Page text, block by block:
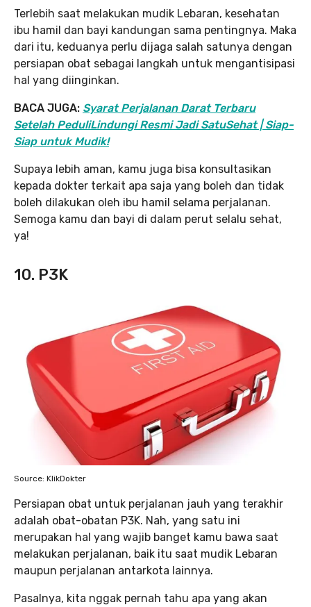
Terlebih saat melakukan mudik Lebaran, kesehatan
ibu hamil dan bayi kandungan sama pentingnya. Maka
dari itu, keduanya perlu dijaga salah satunya dengan
persiapan obat sebagai langkah untuk mengantisipasi
hal yang diinginkan.
BACA JUGA: Syarat Perjalanan Darat Terbaru
Setelah PeduliLindungi Resmi Jadi SatuSehat | Siap-
Siap untuk Mudik!
Supaya lebih aman, kamu juga bisa konsultasikan
kepada dokter terkait apa saja yang boleh dan tidak
boleh dilakukan oleh ibu hamil selama perjalanan.
Semoga kamu dan bayi di dalam perut selalu sehat,
ya!
10. P3K
Source: KlikDokter
Persiapan obat untuk perjalanan jauh yang terakhir
adalah obat-obatan P3K. Nah, yang satu ini
merupakan hal yang wajib banget kamu bawa saat
melakukan perjalanan, baik itu saat mudik Lebaran
maupun perjalanan antarkota lainnya.
Pasalnya, kita nggak pernah tahu apa yang akan